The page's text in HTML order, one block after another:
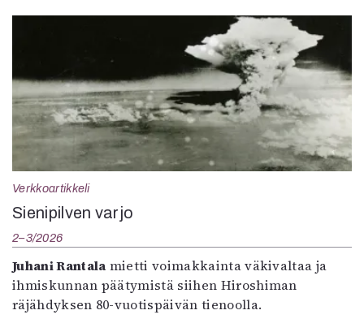
Verkkoartikkeli
Sienipilven varjo
2–3/2026
Juhani Rantala mietti voimakkainta väkivaltaa ja
ihmiskunnan päätymistä siihen Hiroshiman
räjähdyksen 80-vuotispäivän tienoolla.